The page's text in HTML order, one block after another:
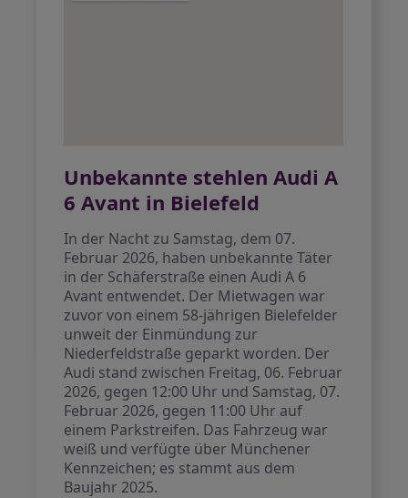
Unbekannte stehlen Audi A
6 Avant in Bielefeld
In der Nacht zu Samstag, dem 07.
Februar 2026, haben unbekannte Täter
in der Schäferstraße einen Audi A 6
Avant entwendet. Der Mietwagen war
zuvor von einem 58-jährigen Bielefelder
unweit der Einmündung zur
Niederfeldstraße geparkt worden. Der
Audi stand zwischen Freitag, 06. Februar
2026, gegen 12:00 Uhr und Samstag, 07.
Februar 2026, gegen 11:00 Uhr auf
einem Parkstreifen. Das Fahrzeug war
weiß und verfügte über Münchener
Kennzeichen; es stammt aus dem
Baujahr 2025.